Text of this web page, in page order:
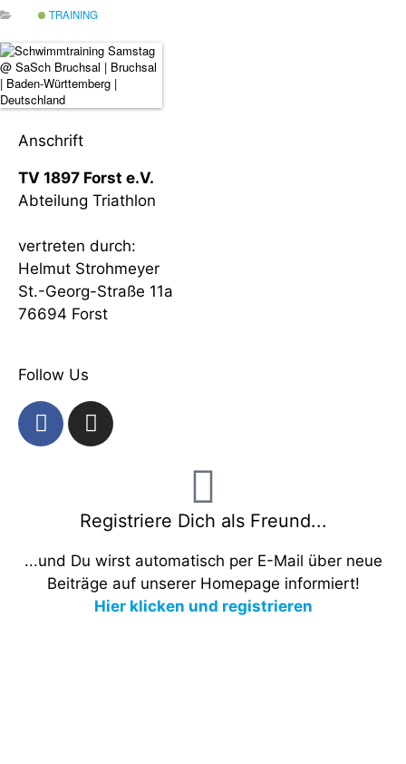
TRAINING
Anschrift
TV 1897 Forst e.V.
Abteilung Triathlon
vertreten durch:
Helmut Strohmeyer
St.-Georg-Straße 11a
76694 Forst
Follow Us
Registriere Dich als Freund...
...und Du wirst automatisch per E-Mail über neue
Beiträge auf unserer Homepage informiert!
Hier klicken und registrieren